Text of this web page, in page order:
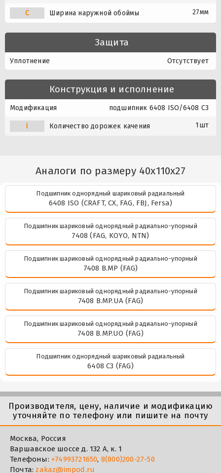
C Ширина наружной обоймы 27мм
Защита
Уплотнение Отсутствует
Конструкция и исполнение
Модификация подшипник 6408 ISO/6408 C3
i Количество дорожек качения 1шт
Аналоги по размеру 40x110x27
Подшипник однорядный шариковый радиальный
6408 ISO (CRAFT, CX, FAG, FBJ, Fersa)
Подшипник шариковый однорядный радиально-упорный
7408 (FAG, KOYO, NTN)
Подшипник шариковый однорядный радиально-упорный
7408 B.MP (FAG)
Подшипник шариковый однорядный радиально-упорный
7408 B.MP.UA (FAG)
Подшипник шариковый однорядный радиально-упорный
7408 B.MP.UO (FAG)
Подшипник однорядный шариковый радиальный
6408 C3 (FAG)
Производителя, цену, наличие и модификацию
уточняйте по телефону или пишите на почту
Москва, Россия
Варшавское шоссе д. 132 А, к. 1
Телефоны: +74993721650, 8(800)200-27-50
Почта:zakaz@impod.ru